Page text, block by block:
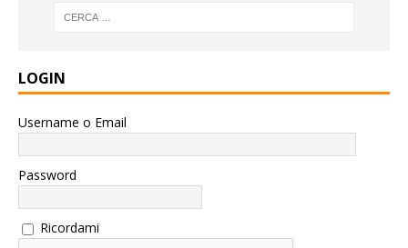
LOGIN
Username o Email
Password
Ricordami